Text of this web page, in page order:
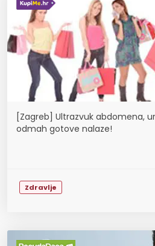
[Zagreb] Ultrazvuk abdomena,
odmah gotove nalaze!
Zdravlje